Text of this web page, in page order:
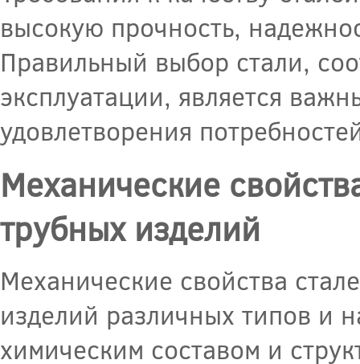
высокую прочность,
Правильный выбор стали,
эксплуатации, является
удовлетворения
Механические
трубных изделий
Механические свойства
изделий различных типов и
химическим составом и